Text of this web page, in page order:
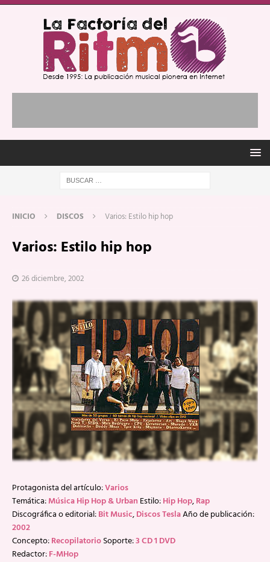
INICIO DISCOS Varios: Estilo hip hop
Varios: Estilo hip hop
26 diciembre, 2002
Protagonista del artículo:Varios
Temática:Música Hip Hop & Urban Estilo:Hip Hop,Rap
Discográfica o editorial:Bit Music,Discos TeslaAño de publicación:
2002
Concepto:RecopilatorioSoporte:3 CD 1 DVD
Redactor:F-MHop